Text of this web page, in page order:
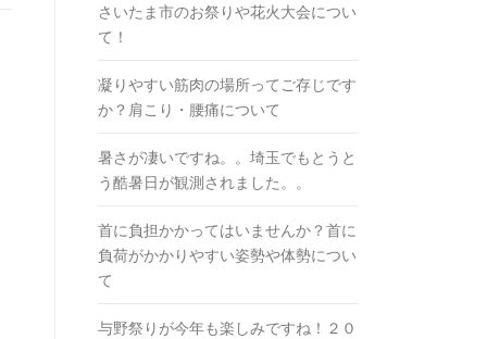
さいたま市のお祭りや花火大会につい
て！
凝りやすい筋肉の場所ってご存じです
か？肩こり・腰痛について
暑さが凄いですね。。埼玉でもとうと
う酷暑日が観測されました。。
首に負担かかってはいませんか？首に
負荷がかかりやすい姿勢や体勢につい
て
与野祭りが今年も楽しみですね！２０